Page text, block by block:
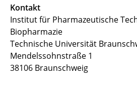
Corinna Roy
Johannes Schabbing
Kontakt
Institut für Pharmazeutische
Biopharmazie
Technische Universität
Mendelssohnstraße 1
38106 Braunschweig